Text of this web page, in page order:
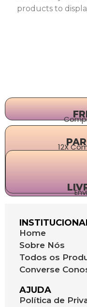
products to
12X
Home
Sobre Nós
Todos os
Converse
AJUDA
Política de